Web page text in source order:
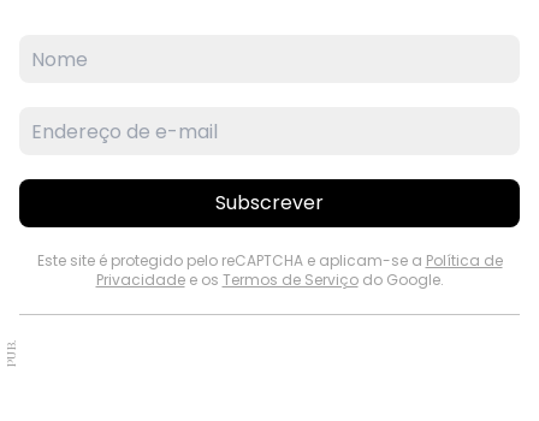
Subscrever
Este site é protegido pelo reCAPTCHA e aplicam-se a Política de
Privacidadee os Termos de Serviçodo Google.
PUB.